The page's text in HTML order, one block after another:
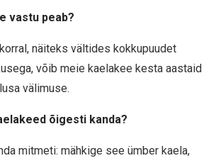
vastu peab?
näiteks vältides kokkupuudet
võib meie kaelakee kesta aastaid
välimuse.
õigesti kanda?
mitmeti: mähkige see ümber kaela,